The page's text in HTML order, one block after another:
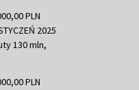
PLN
2025
130 mln,
PLN